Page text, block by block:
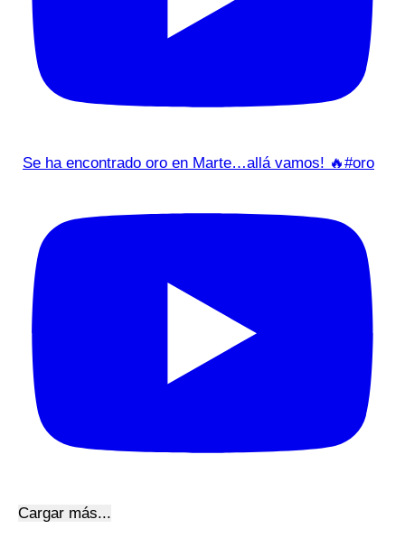
Se ha encontrado oro en Marte…allá vamos! 🔥#oro
Cargar más...